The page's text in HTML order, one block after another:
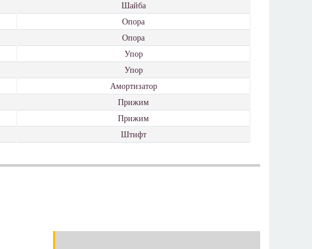
Шайба
Опора
Опора
Упор
Упор
Амортизатор
Прижим
Прижим
Штифт